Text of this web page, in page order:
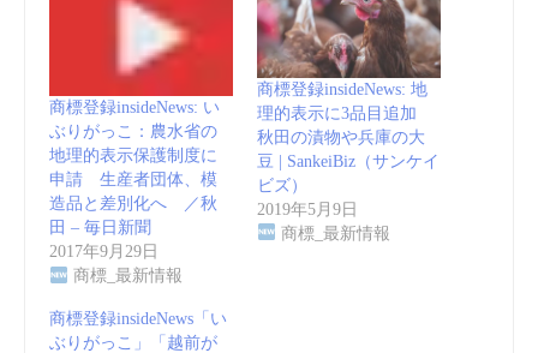
商標登録insideNews: い
ぶりがっこ：農水省の
地理的表示保護制度に
申請 生産者団体、模
造品と差別化へ ／秋
田 – 毎日新聞
2017年9月29日
商標_最新情報
商標登録insideNews: 地
理的表示に3品目追加
秋田の漬物や兵庫の大
豆 | SankeiBiz（サンケイ
ビズ）
2019年5月9日
商標_最新情報
商標登録insideNews「い
ぶりがっこ」「越前が